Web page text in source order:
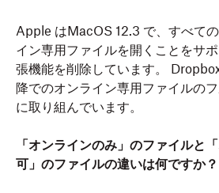
Apple はMacOS 12.3 で、すべて
イン専用ファイルを開くことをサ
張機能を削除しています。
降でのオンライン専用ファイルの
に取り組んでいます。
「オンラインのみ」のファイルと
可」のファイルの違いは何ですか？